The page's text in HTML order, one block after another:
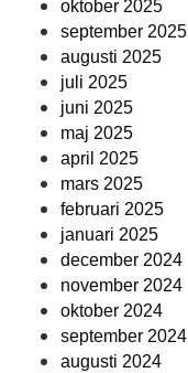
oktober 2025
september 2025
augusti 2025
juli 2025
juni 2025
maj 2025
april 2025
mars 2025
februari 2025
januari 2025
december 2024
november 2024
oktober 2024
september 2024
augusti 2024